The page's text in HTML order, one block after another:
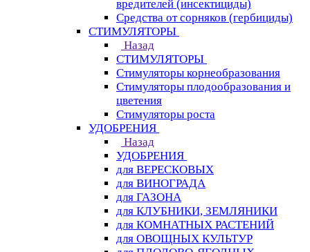
вредителей (инсектициды)
Средства от сорняков (гербициды)
СТИМУЛЯТОРЫ
Назад
СТИМУЛЯТОРЫ
Стимуляторы корнеобразования
Стимуляторы плодообразования и
цветения
Стимуляторы роста
УДОБРЕНИЯ
Назад
УДОБРЕНИЯ
для ВЕРЕСКОВЫХ
для ВИНОГРАДА
для ГАЗОНА
для КЛУБНИКИ, ЗЕМЛЯНИКИ
для КОМНАТНЫХ РАСТЕНИЙ
для ОВОЩНЫХ КУЛЬТУР